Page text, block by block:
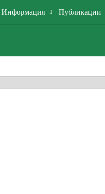
Информация Публикации